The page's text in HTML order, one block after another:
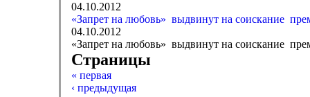
04.10.2012
«Запрет на любовь» выдвинут на соискание
04.10.2012
«Запрет на любовь» выдвинут на соискание
Страницы
« первая
‹ предыдущая